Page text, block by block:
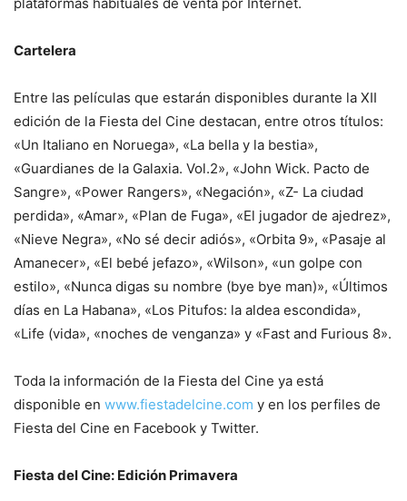
plataformas habituales de venta por Internet.
Cartelera
Entre las películas que estarán disponibles durante la XII
edición de la Fiesta del Cine destacan, entre otros títulos:
«Un Italiano en Noruega», «La bella y la bestia»,
«Guardianes de la Galaxia. Vol.2», «John Wick. Pacto de
Sangre», «Power Rangers», «Negación», «Z- La ciudad
perdida», «Amar», «Plan de Fuga», «El jugador de ajedrez»,
«Nieve Negra», «No sé decir adiós», «Orbita 9», «Pasaje al
Amanecer», «El bebé jefazo», «Wilson», «un golpe con
estilo», «Nunca digas su nombre (bye bye man)», «Últimos
días en La Habana», «Los Pitufos: la aldea escondida»,
«Life (vida», «noches de venganza» y «Fast and Furious 8».
Toda la información de la Fiesta del Cine ya está
disponible en www.fiestadelcine.com y en los perfiles de
Fiesta del Cine en Facebook y Twitter.
Fiesta del Cine: Edición Primavera